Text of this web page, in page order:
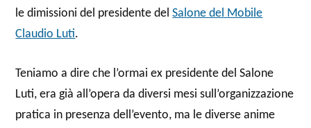
le dimissioni del presidente delSalone del Mobile
Claudio Luti.
Teniamo a dire che l’ormai ex presidente del Salone
Luti, era già all’opera da diversi mesi sull’organizzazione
pratica in presenza dell’evento, ma le diverse anime